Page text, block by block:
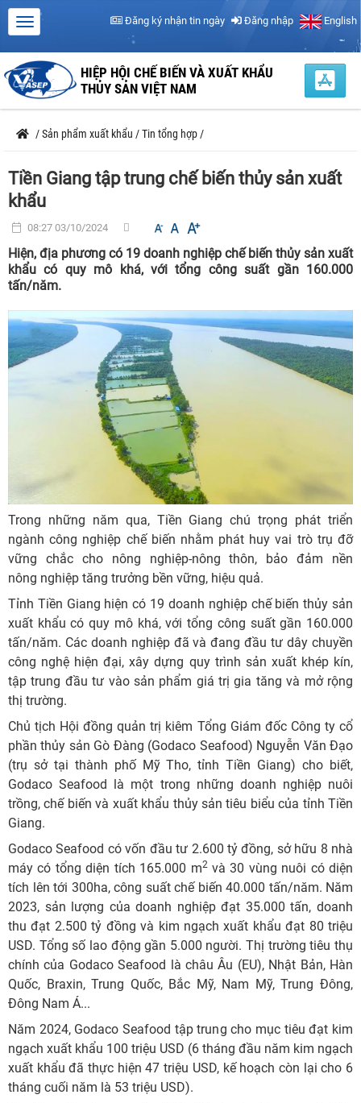
Đăng ký nhận tin ngày Đăng nhập English
HIỆP HỘI CHẾ BIẾN VÀ XUẤT KHẨU
THỦY SẢN VIỆT NAM
/Sản phẩm xuất khẩu /Tin tổng hợp /
Tiền Giang tập trung chế biến thủy sản xuất
khẩu
08:27 03/10/2024
Hiện, địa phương có 19 doanh nghiệp chế biến thủy sản xuất
khẩu có quy mô khá, với tổng công suất gần 160.000
tấn/năm.
Trong những năm qua, Tiền Giang chú trọng phát triển
ngành công nghiệp chế biến nhằm phát huy vai trò trụ đỡ
vững chắc cho nông nghiệp-nông thôn, bảo đảm nền
nông nghiệp tăng trưởng bền vững, hiệu quả.
Tỉnh Tiền Giang hiện có 19 doanh nghiệp chế biến thủy sản
xuất khẩu có quy mô khá, với tổng công suất gần 160.000
tấn/năm. Các doanh nghiệp đã và đang đầu tư dây chuyền
công nghệ hiện đại, xây dựng quy trình sản xuất khép kín,
tập trung đầu tư vào sản phẩm giá trị gia tăng và mở rộng
thị trường.
Chủ tịch Hội đồng quản trị kiêm Tổng Giám đốc Công ty cổ
phần thủy sản Gò Đàng (Godaco Seafood) Nguyễn Văn Đạo
(trụ sở tại thành phố Mỹ Tho, tỉnh Tiền Giang) cho biết,
Godaco Seafood là một trong những doanh nghiệp nuôi
trồng, chế biến và xuất khẩu thủy sản tiêu biểu của tỉnh Tiền
Giang.
Godaco Seafood có vốn đầu tư 2.600 tỷ đồng, sở hữu 8 nhà
máy có tổng diện tích 165.000 m2và 30 vùng nuôi có diện
tích lên tới 300ha, công suất chế biến 40.000 tấn/năm. Năm
2023, sản lượng của doanh nghiệp đạt 35.000 tấn, doanh
thu đạt 2.500 tỷ đồng và kim ngạch xuất khẩu đạt 80 triệu
USD. Tổng số lao động gần 5.000 người. Thị trường tiêu thụ
chính của Godaco Seafood là châu Âu (EU), Nhật Bản, Hàn
Quốc, Braxin, Trung Quốc, Bắc Mỹ, Nam Mỹ, Trung Đông,
Đông Nam Á...
Năm 2024, Godaco Seafood tập trung cho mục tiêu đạt kim
ngạch xuất khẩu 100 triệu USD (6 tháng đầu năm kim ngạch
xuất khẩu đã thực hiện 47 triệu USD, kế hoạch còn lại cho 6
tháng cuối năm là 53 triệu USD).